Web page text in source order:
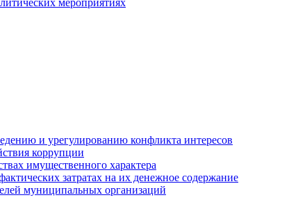
мероприятиях
и урегулированию конфликта интересов
коррупции
имущественного характера
затратах на их денежное содержание
муниципальных организаций